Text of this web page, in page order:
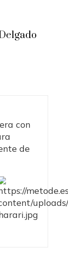
con
de